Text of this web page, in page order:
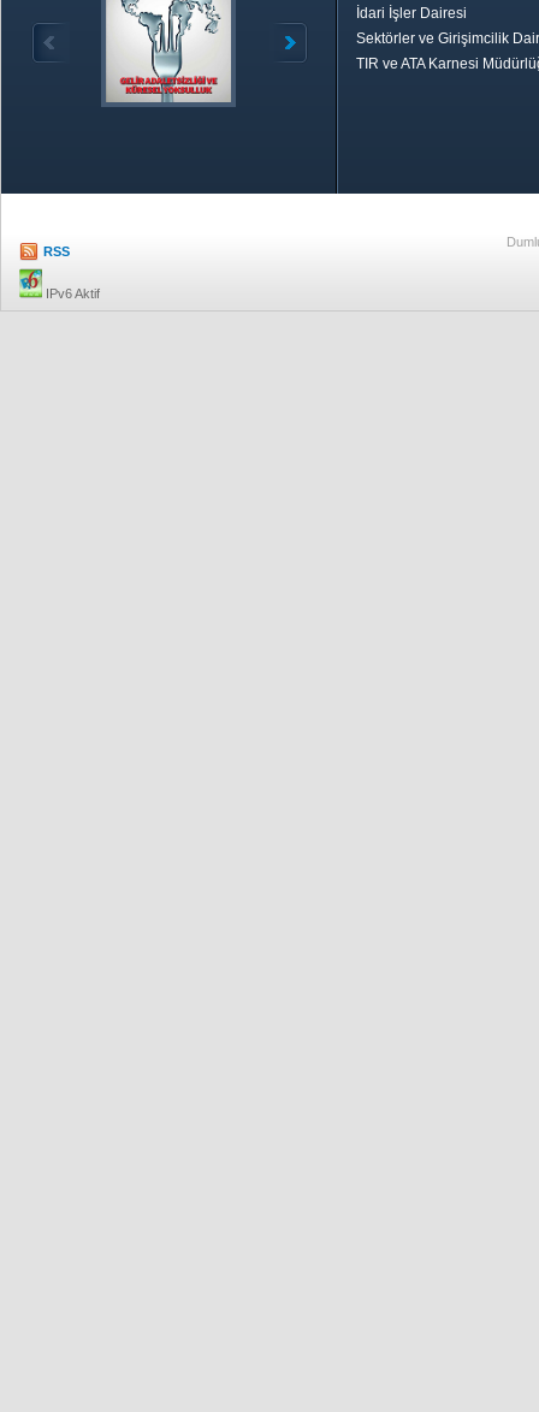
İdari İşler Dairesi
Sektörler ve Girişimcilik
TIR ve ATA Karnesi
RSS
IPv6 Aktif